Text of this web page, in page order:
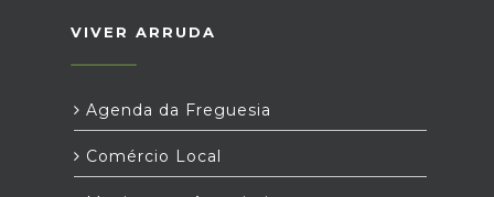
VIVER ARRUDA
Agenda da Freguesia
Comércio Local